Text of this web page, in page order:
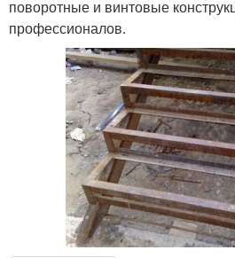
поворотные и винтовые
профессионалов.